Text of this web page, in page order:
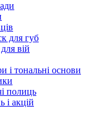
для губ
вій
і тональні основи
полиць
і акцій